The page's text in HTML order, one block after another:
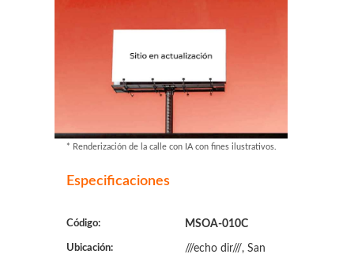
* Renderización de la calle con IA con fines ilustrativos.
Especificaciones
Código: MSOA-010C
Ubicación:
///echo dir///, San